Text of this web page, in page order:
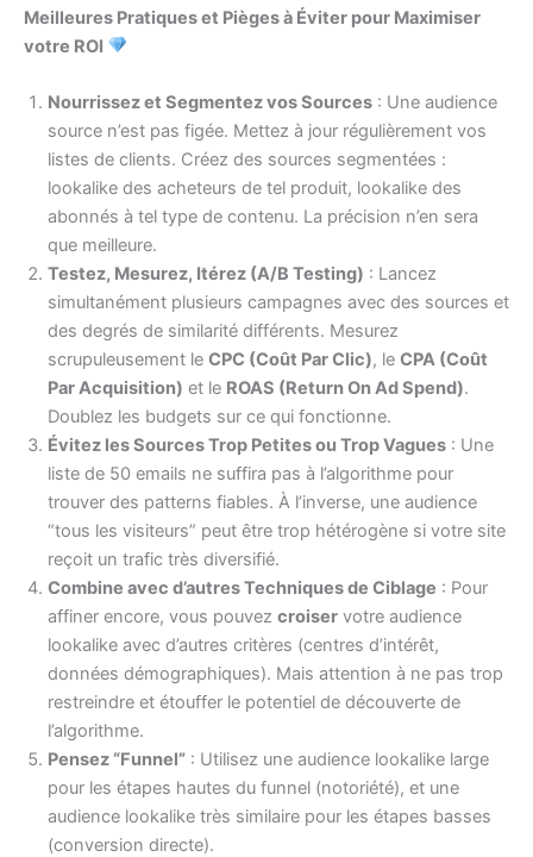
Meilleures Pratiques et Pièges à Éviter pour Maximiser
votre ROI
Nourrissez et Segmentez vos Sources : Une audience
source n’est pas figée. Mettez à jour régulièrement vos
listes de clients. Créez des sources segmentées :
lookalike des acheteurs de tel produit, lookalike des
abonnés à tel type de contenu. La précision n’en sera
que meilleure.
Testez, Mesurez, Itérez (A/B Testing) : Lancez
simultanément plusieurs campagnes avec des sources et
des degrés de similarité différents. Mesurez
scrupuleusement le CPC (Coût Par Clic), le CPA (Coût
Par Acquisition) et le ROAS (Return On Ad Spend).
Doublez les budgets sur ce qui fonctionne.
Évitez les Sources Trop Petites ou Trop Vagues : Une
liste de 50 emails ne suffira pas à l’algorithme pour
trouver des patterns fiables. À l’inverse, une audience
“tous les visiteurs” peut être trop hétérogène si votre site
reçoit un trafic très diversifié.
Combine avec d’autres Techniques de Ciblage : Pour
affiner encore, vous pouvez croiser votre audience
lookalike avec d’autres critères (centres d’intérêt,
données démographiques). Mais attention à ne pas trop
restreindre et étouffer le potentiel de découverte de
l’algorithme.
Pensez “Funnel” : Utilisez une audience lookalike large
pour les étapes hautes du funnel (notoriété), et une
audience lookalike très similaire pour les étapes basses
(conversion directe).